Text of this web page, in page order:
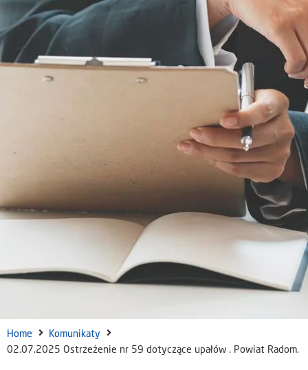
Home
Komunikaty
02.07.2025 Ostrzeżenie nr 59 dotyczące upałów . Powiat Radom.